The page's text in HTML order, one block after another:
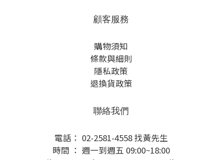
顧客服務
購物須知
條款與細則
隱私政策
退換貨政策
聯絡我們
電話： 02-2581-4558 找黃先生
時間 ： 週一到週五 09:00~18:00